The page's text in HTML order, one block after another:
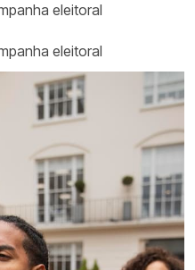
eleitoral
eleitoral​